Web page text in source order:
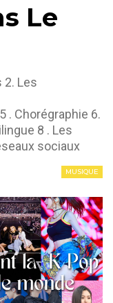
Le
2. Les
. Chorégraphie 6.
8 . Les
sociaux
MUSIQUE